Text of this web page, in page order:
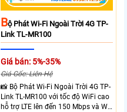
BỘ Phát Wi-Fi Ngoài Trời 4G TP-
Link TL-MR100
Giá bán: 5%-35%
Giá Gốc: Liên Hệ
📸 Bộ Phát Wi-Fi Ngoài Trời 4G TP-
Link TL-MR100 với tốc độ WiFi cao
hỗ trợ LTE lên đến 150 Mbps và Wi-